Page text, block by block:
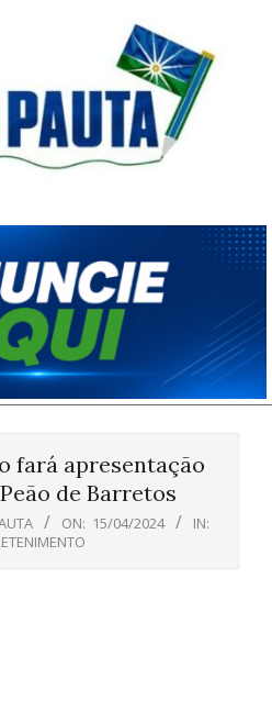
fará apresentação
de Barretos
ON: 15/04/2024
IN: